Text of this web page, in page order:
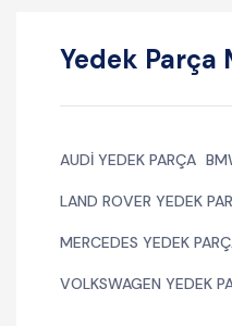
Yedek Parça
AUDI YEDEK PARÇA
LAND ROVER YEDEK
MERCEDES YEDEK
VOLKSWAGEN YEDEK